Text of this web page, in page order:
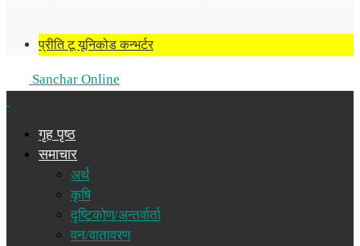
प्रीति टू यूनिकोड कन्भर्टर
Sanchar Online
गृह पृष्ठ
समाचार
अर्थ
कृषि
दृष्टिकोण/अन्तर्वार्ता
वन/वातावरण